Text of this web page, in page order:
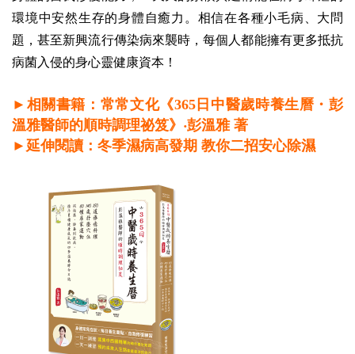
環境中安然生存的身體自癒力。相信在各種小毛病、大問
題，甚至新興流行傳染病來襲時，每個人都能擁有更多抵抗
病菌入侵的身心靈健康資本！
►相關書籍：常常文化《365日中醫歲時養生曆・彭
溫雅醫師的順時調理祕笈》‧彭溫雅 著
►延伸閱讀：冬季濕病高發期 教你二招安心除濕